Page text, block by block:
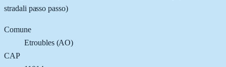
stradali passo passo)
Comune
Etroubles(AO)
CAP